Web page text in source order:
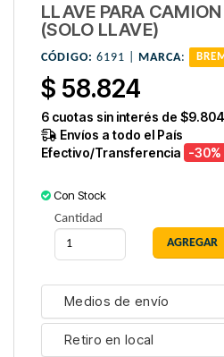
LLAVE PARA
(SOLO LLAVE)
CÓDIGO: 6191 | MARCA:
$ 58.824
6 cuotas sin interés de
Envíos a todo el País
Efectivo/Transferencia -30%
Con Stock
Cantidad
Medios de envío
Retiro en local